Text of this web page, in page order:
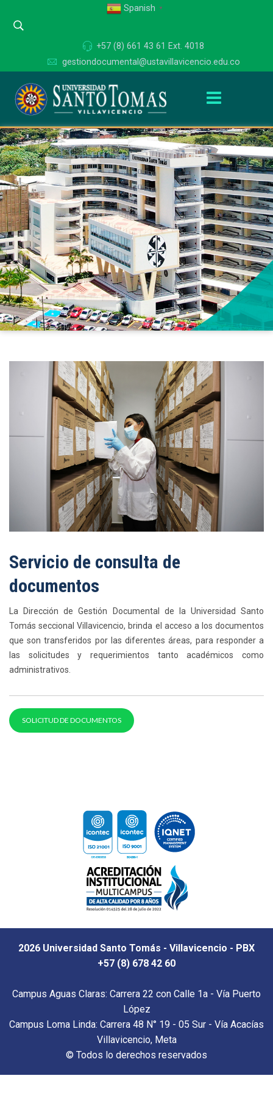
Spanish ▼
+57 (8) 661 43 61 Ext. 4018
gestiondocumental@ustavillavicencio.edu.co
Servicio de consulta de
documentos
La Dirección de Gestión Documental de la Universidad Santo
Tomás seccional Villavicencio, brinda el acceso a los documentos
que son transferidos por las diferentes áreas, para responder a
las solicitudes y requerimientos tanto académicos como
administrativos.
SOLICITUD DE DOCUMENTOS
2026 Universidad Santo Tomás - Villavicencio - PBX
+57 (8) 678 42 60
Campus Aguas Claras: Carrera 22 con Calle 1a - Vía Puerto
López
Campus Loma Linda: Carrera 48 N° 19 - 05 Sur - Vía Acacías
Villavicencio, Meta
© Todos lo derechos reservados